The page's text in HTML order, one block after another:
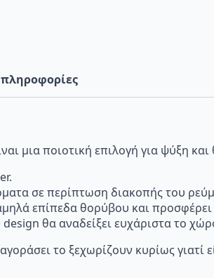
μια ποιοτική επιλογή για ψύξη
σε περίπτωση διακοπής του
επίπεδα θορύβου και
θα αναδείξει ευχάριστα το
το ξεχωρίζουν κυρίως γιατί